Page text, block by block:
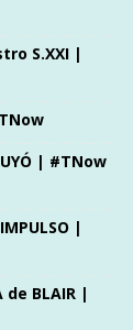
S.XXI |
| #TNow
|
de BLAIR |